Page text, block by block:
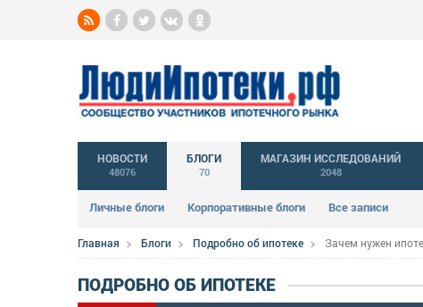
НОВОСТИ
48076
БЛОГИ
70
Личные блоги Корпоративные блоги Все записи
МАГАЗИН ИССЛЕДОВАНИЙ
2048
Главная Блоги Подробно об ипотеке Зачем нужен
ПОДРОБНО ОБ ИПОТЕКЕ